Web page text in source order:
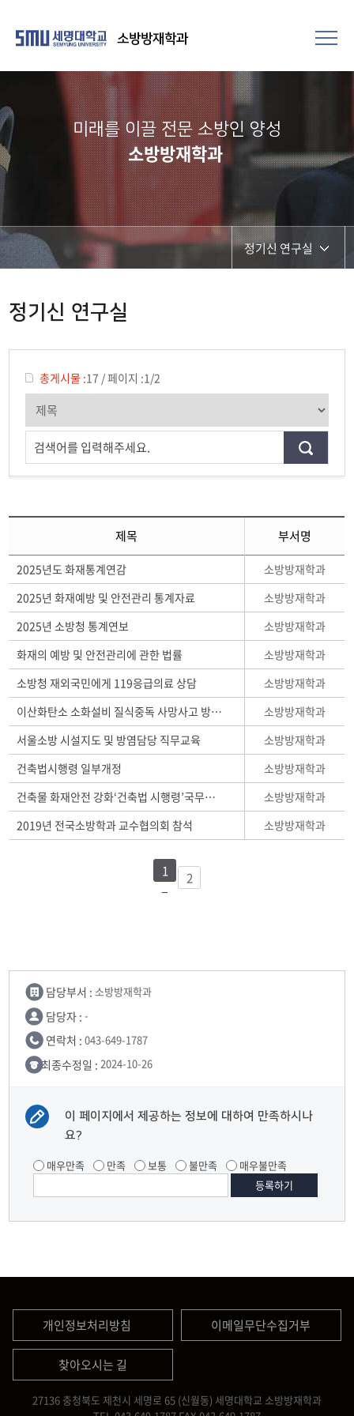
소방방재학과
미래를 이끌 전문 소방인 양성
소방방재학과
정기신 연구실
정해영 연구실
이태규 연구실
정기신 연구실
총게시물 :17 /페이지 :1/2
검색어를 입력해주세요.
제목 부서명
2025년도 화재통계연감
소방방재학과
2025년 화재예방 및 안전관리 통계자료
소방방재학과
2025년 소방청 통계연보
소방방재학과
화재의 예방 및 안전관리에 관한 법률
소방방재학과
소방청 재외국민에게 119응급의료 상담
소방방재학과
이산화탄소 소화설비 질식중독 사망사고 방지를 위한 제도개선방안
소방방재학과
서울소방 시설지도 및 방염담당 직무교육
소방방재학과
건축법시행령 일부개정
소방방재학과
건축물 화재안전 강화‘건축법 시행령’국무회의 통과(7.30)
소방방재학과
2019년 전국소방학과 교수협의회 참석
소방방재학과
1 2
담당부서 : 소방방재학과
담당자 : -
연락처 : 043-649-1787
최종수정일 : 2024-10-26
이 페이지에서 제공하는 정보에 대하여 만족하시나
요?
매우만족 만족 보통 불만족 매우불만족
개인정보처리방침 이메일무단수집거부
찾아오시는 길
27136 충청북도 제천시 세명로 65 (신월동) 세명대학교 소방방재학과